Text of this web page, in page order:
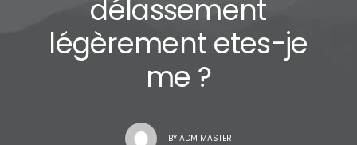
délassement
légèrement etes-je
me ?
BY ADM MASTER